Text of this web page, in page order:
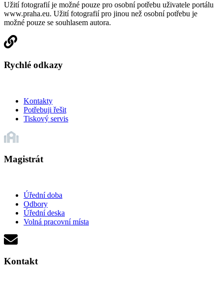
Užití fotografií je možné pouze pro osobní potřebu uživatele portálu
www.praha.eu. Užití fotografií pro jinou než osobní potřebu je
možné pouze se souhlasem autora.
Rychlé odkazy
Kontakty
Potřebuji řešit
Tiskový servis
Magistrát
Úřední doba
Odbory
Úřední deska
Volná pracovní místa
Kontakt